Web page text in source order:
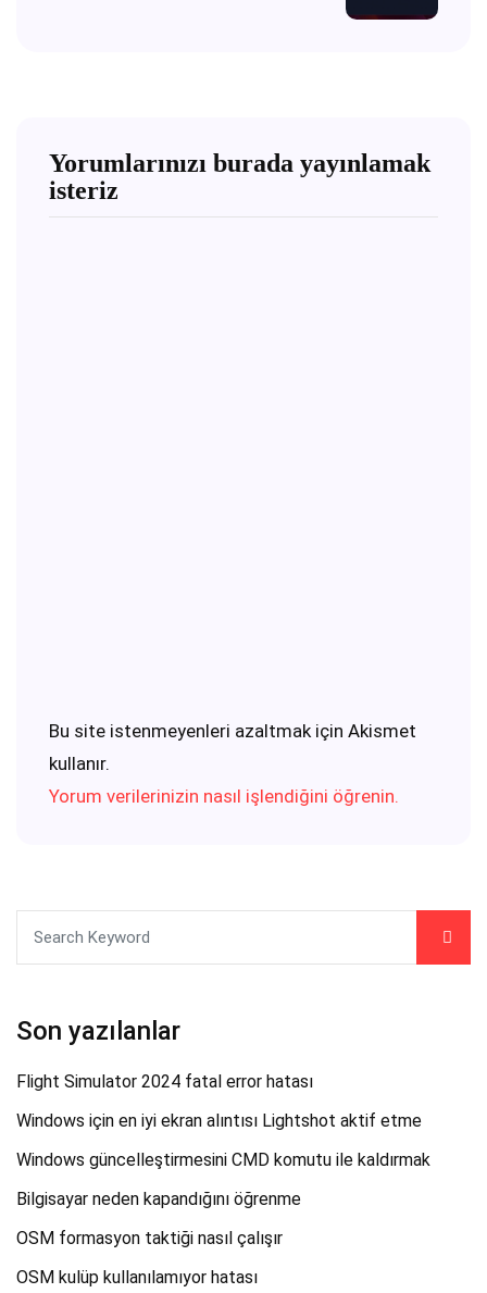
Yorumlarınızı burada yayınlamak
isteriz
Bu site istenmeyenleri azaltmak için Akismet
kullanır.
Yorum verilerinizin nasıl işlendiğini öğrenin.
Son yazılanlar
Flight Simulator 2024 fatal error hatası
Windows için en iyi ekran alıntısı Lightshot aktif etme
Windows güncelleştirmesini CMD komutu ile kaldırmak
Bilgisayar neden kapandığını öğrenme
OSM formasyon taktiği nasıl çalışır
OSM kulüp kullanılamıyor hatası